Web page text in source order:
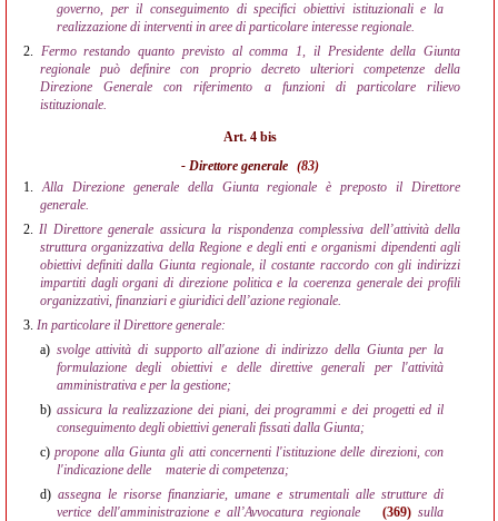
governo, per il conseguimento di specifici obiettivi istituzionali e la
realizzazione di interventi in aree di particolare interesse regionale.
2. Fermo restando quanto previsto al comma 1, il Presidente della Giunta
regionale può definire con proprio decreto ulteriori competenze della
Direzione Generale con riferimento a funzioni di particolare rilievo
istituzionale.
Art. 4 bis
- Direttore generale (83)
1.Alla Direzione generale della Giunta regionale è preposto il Direttore
generale.
2.Il Direttore generale assicura la rispondenza complessiva dell’attività della
struttura organizzativa della Regione e degli enti e organismi dipendenti agli
obiettivi definiti dalla Giunta regionale, il costante raccordo con gli indirizzi
impartiti dagli organi di direzione politica e la coerenza generale dei profili
organizzativi, finanziari e giuridici dell’azione regionale.
3. In particolare il Direttore generale:
a) svolge attività di supporto all'azione di indirizzo della Giunta per la
formulazione degli obiettivi e delle direttive generali per l'attività
amministrativa e per la gestione;
b) assicura la realizzazione dei piani, dei programmi e dei progetti ed il
conseguimento degli obiettivi generali fissati dalla Giunta;
c)propone alla Giunta gli atti concernenti l'istituzione delle direzioni, con
l'indicazione delle
materie di competenza;
d) assegna le risorse finanziarie, umane e strumentali alle strutture di
vertice dell'amministrazione e all’Avvocatura regionale
(369) sulla